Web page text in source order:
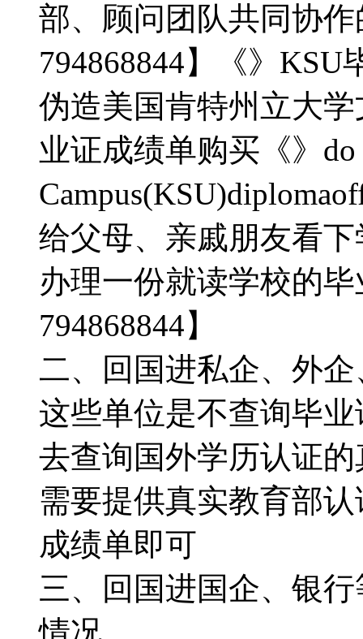
部、顾问团队共同协
794868844】《》KSU
伪造美国肯特州立大
业证成绩单购买《》do
给父母、亲戚朋友看
办理一份就读学校的
794868844】
二、回国进私企、外
这些单位是不查询毕
去查询国外学历认证的
需要提供真实教育部
成绩单即可
三、回国进国企、银